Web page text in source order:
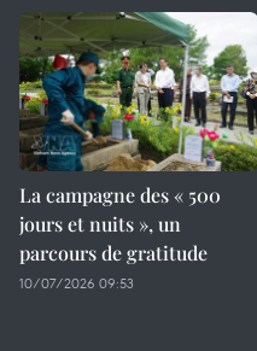
La campagne des « 500
jours et nuits », un
parcours de gratitude
10/07/2026 09:53